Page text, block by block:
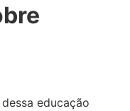
educação